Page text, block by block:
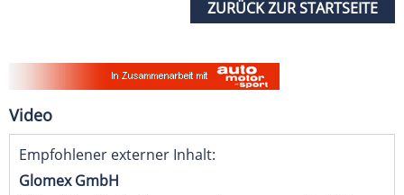
ZURÜCK ZUR STARTSEITE
Video
Empfohlener externer Inhalt:
Glomex GmbH